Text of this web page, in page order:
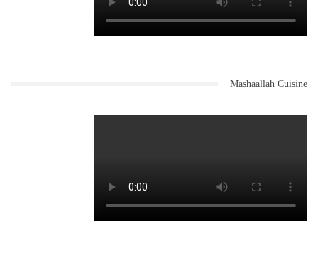
Mashaallah Cuisine